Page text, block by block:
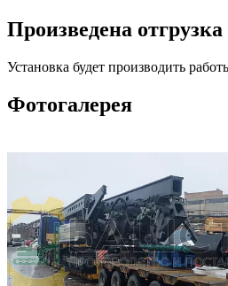
Произведена
Установка будет производить
Фотогалерея